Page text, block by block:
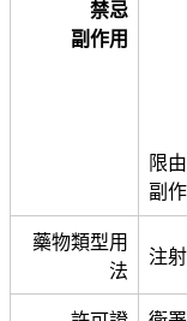
禁忌
副作用
限
副
藥物類型用
法
注